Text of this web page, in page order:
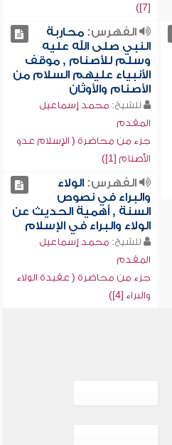
[7])
الفهرس:محاربة
النبي صلى الله عليه
وسلم للأصنام , موقف
الأنبياء عليهم السلام من
الأصنام والأوثان
للشيخ: محمد إسماعيل
المقدم
جزء من محاضرة ( الإسلام عدو
الأصنام [1])
الفهرس:الولاء
والبراء في نصوص
السنة , أهمية الحديث عن
الولاء والبراء في الإسلام
للشيخ: محمد إسماعيل
المقدم
جزء من محاضرة ( عقيدة الولاء
والبراء [4])